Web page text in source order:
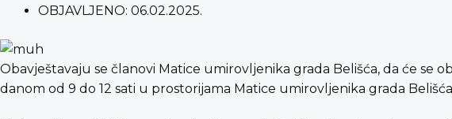
OBJAVLJENO: 06.02.2025.
Obavještavaju se članovi Matice umirovljenika grada Belišća, da će se
danom od 9 do 12 sati u prostorijama Matice umirovljenika grada